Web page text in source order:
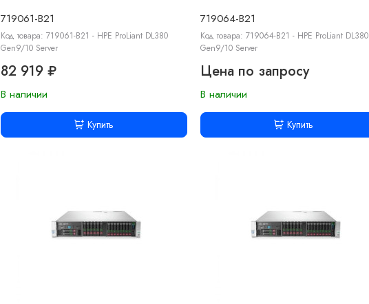
719061-B21
Код товара: 719061-B21 - HPE ProLiant DL380
Gen9/10 Server
82 919 ₽
В наличии
Купить
719064-B21
Код товара: 719064-B21 - HPE ProLiant DL380
Gen9/10 Server
Цена по запросу
В наличии
Купить